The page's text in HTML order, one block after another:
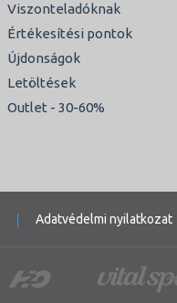
Viszonteladóknak
Értékesítési pontok
Újdonságok
Letöltések
Outlet - 30-60%
Adatvédelmi nyilatkozat